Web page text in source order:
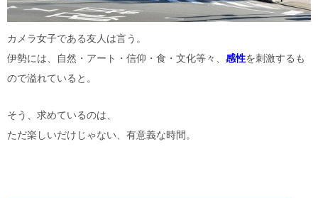
カメラ女子である友人は言う。
伊勢には、自然・アート・信仰・食・文化等々、 感性を刺激するも
ので溢れていると。
そう、求めているのは、
ただ楽しいだけじゃない、有意義な時間。